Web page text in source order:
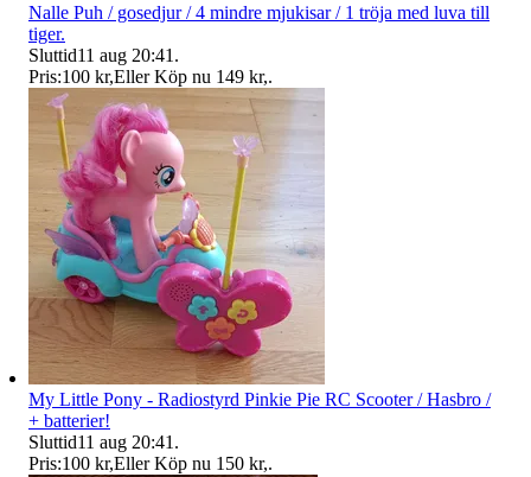
Nalle Puh / gosedjur / 4 mindre mjukisar / 1 tröja med luva till
tiger.
Sluttid11 aug 20:41 .
Pris:100 kr,Eller Köp nu 149 kr,.
My Little Pony - Radiostyrd Pinkie Pie RC Scooter / Hasbro /
+ batterier!
Sluttid11 aug 20:41 .
Pris:100 kr,Eller Köp nu 150 kr,.